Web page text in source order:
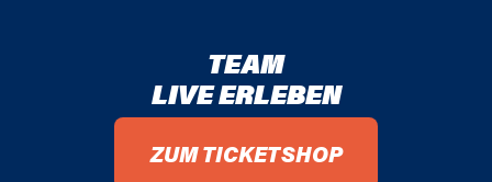
TEAM
LIVE ERLEBEN
ZUM TICKETSHOP